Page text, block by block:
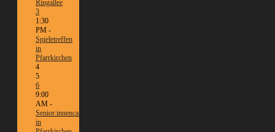
Ringallee
3
1:30
PM -
Spieletreffen
in
Pfarrkirchen
4
5
6
9:00
AM -
Senior:innencafé
in